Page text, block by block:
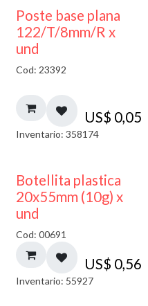
Poste base plana
122/T/8mm/R x
und
Cod: 23392
US$ 0,05
Inventario: 358174
Botellita plastica
20x55mm (10g) x
und
Cod: 00691
US$ 0,56
Inventario: 55927